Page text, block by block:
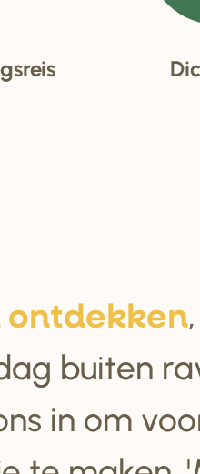
buiten
in om